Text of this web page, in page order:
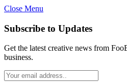
Close Menu
Subscribe to Updates
Get the latest creative news from
business.